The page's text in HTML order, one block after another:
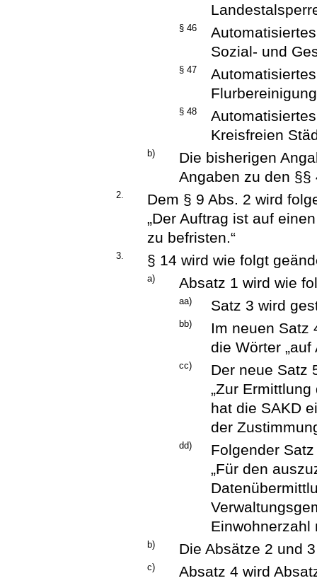
§ 46
Sozial- und
§ 47
§ 48
Kreisfreien
b)
Die bisherigen
Angaben zu den §§
2.
Dem § 9 Abs. 2 wird
„Der Auftrag ist auf
zu befristen.“
3. § 14 wird wie folgt
a) Absatz 1 wird wie
aa) Satz 3 wird
bb)
Im neuen Satz
die Wörter „auf
cc)
Der neue Satz
„Zur
hat die SAKD
der
dd)
Folgender
„Für den
Einwohnerzahl
b) Die Absätze 2 und
c) Absatz 4 wird